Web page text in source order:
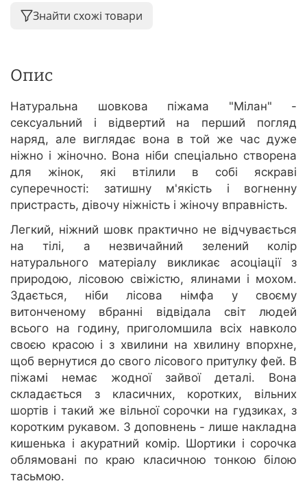
Знайти схожі товари
Опис
Натуральна шовкова піжама "Мілан" -
сексуальний і відвертий на перший погляд
наряд, але виглядає вона в той же час дуже
ніжно і жіночно. Вона ніби спеціально створена
для жінок, які втілили в собі яскраві
суперечності: затишну м'якість і вогненну
пристрасть, дівочу ніжність і жіночу вправність.
Легкий, ніжний шовк практично не відчувається
на тілі, а незвичайний зелений колір
натурального матеріалу викликає асоціації з
природою, лісовою свіжістю, ялинами і мохом.
Здається, ніби лісова німфа у своєму
витонченому вбранні відвідала світ людей
всього на годину, приголомшила всіх навколо
своєю красою і з хвилини на хвилину впорхне,
щоб вернутися до свого лісового притулку фей. В
піжамі немає жодної зайвої деталі. Вона
складається з класичних, коротких, вільних
шортів і такий же вільної сорочки на гудзиках, з
коротким рукавом. З доповнень - лише накладна
кишенька і акуратний комір. Шортики і сорочка
облямовані по краю класичною тонкою білою
тасьмою.